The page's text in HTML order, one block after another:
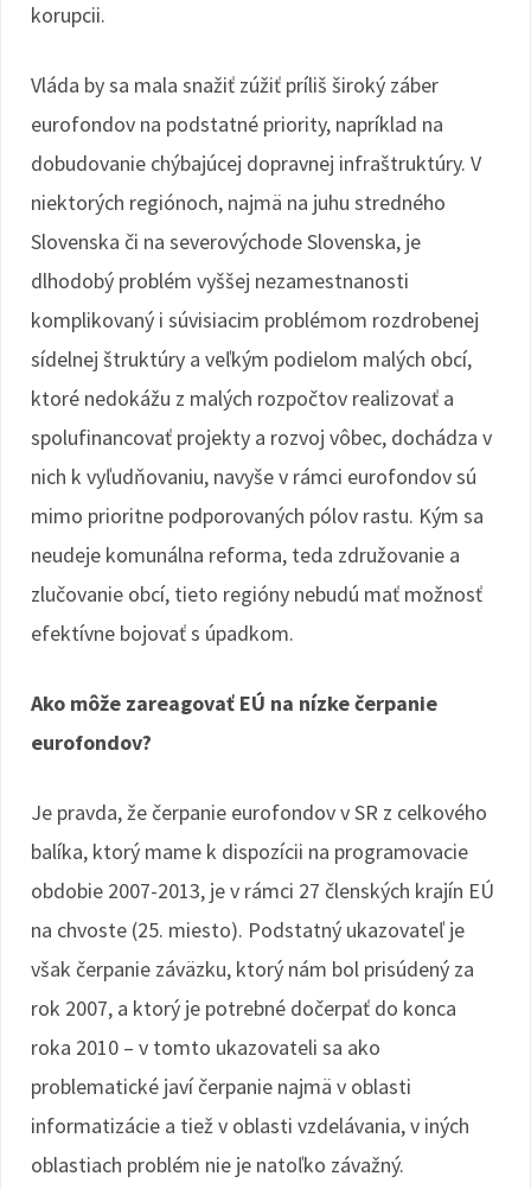
korupcii.
Vláda by sa mala snažiť zúžiť príliš široký záber
eurofondov na podstatné priority, napríklad na
dobudovanie chýbajúcej dopravnej infraštruktúry. V
niektorých regiónoch, najmä na juhu stredného
Slovenska či na severovýchode Slovenska, je
dlhodobý problém vyššej nezamestnanosti
komplikovaný i súvisiacim problémom rozdrobenej
sídelnej štruktúry a veľkým podielom malých obcí,
ktoré nedokážu z malých rozpočtov realizovať a
spolufinancovať projekty a rozvoj vôbec, dochádza v
nich k vyľudňovaniu, navyše v rámci eurofondov sú
mimo prioritne podporovaných pólov rastu. Kým sa
neudeje komunálna reforma, teda združovanie a
zlučovanie obcí, tieto regióny nebudú mať možnosť
efektívne bojovať s úpadkom.
Ako môže zareagovať EÚ na nízke čerpanie
eurofondov?
Je pravda, že čerpanie eurofondov v SR z celkového
balíka, ktorý mame k dispozícii na programovacie
obdobie 2007-2013, je v rámci 27 členských krajín EÚ
na chvoste (25. miesto). Podstatný ukazovateľ je
však čerpanie záväzku, ktorý nám bol prisúdený za
rok 2007, a ktorý je potrebné dočerpať do konca
roka 2010 – v tomto ukazovateli sa ako
problematické javí čerpanie najmä v oblasti
informatizácie a tiež v oblasti vzdelávania, v iných
oblastiach problém nie je natoľko závažný.